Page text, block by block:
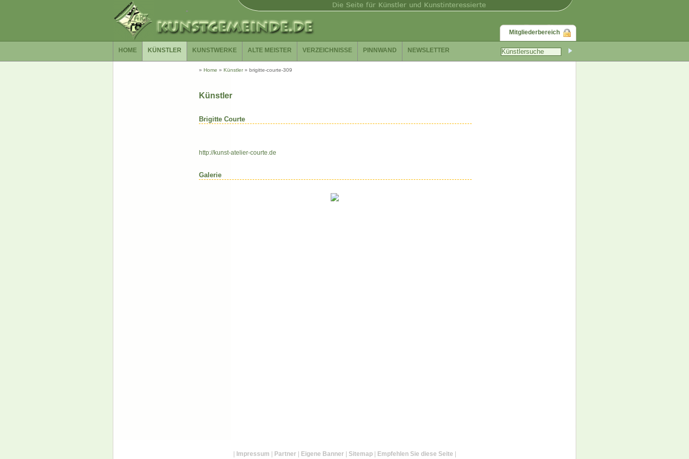
Mitgliederbereich
HOME KÜNSTLER KUNSTWERKE ALTE MEISTER VERZEICHNISSE PINNWAND NEWSLETTER
» Home » Künstler» brigitte-courte-309
Künstler
Brigitte Courte
http://kunst-atelier-courte.de
Galerie
Impressum Partner| Eigene Banner| Sitemap| Empfehlen Sie diese Seite